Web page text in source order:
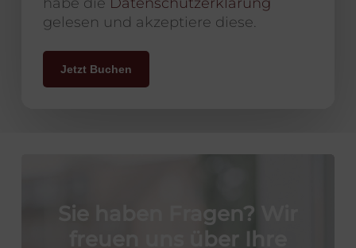
habe die Datenschutzerklärung
gelesen und akzeptiere diese.
Jetzt Buchen
Sie Fragen?
über Ihre